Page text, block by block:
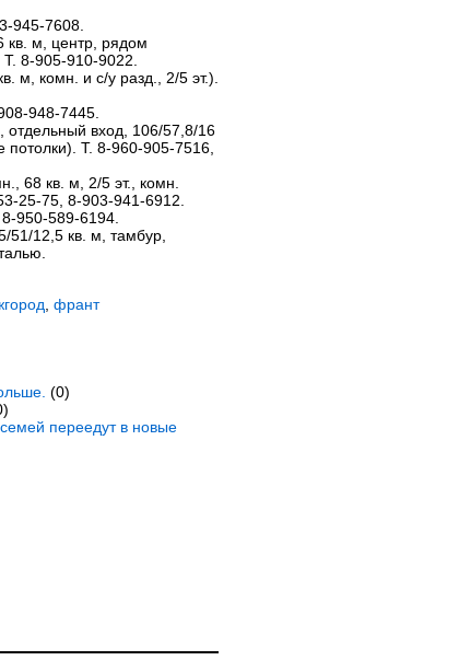
945-7608.
кв. м, центр, рядом
8-905-910-9022.
м, комн. и с/у разд., 2/5 эт.).
948-7445.
отдельный вход, 106/57,8/16
потолки). Т. 8-960-905-7516,
68 кв. м, 2/5 эт., комн.
25-75, 8-903-941-6912.
950-589-6194.
51/12,5 кв. м, тамбур,
франт
(0)
переедут в новые